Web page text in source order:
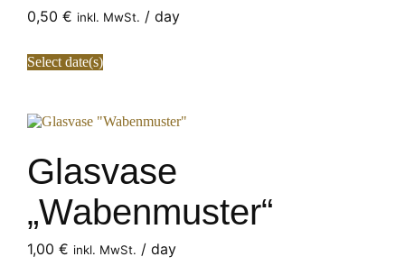
0,50€ inkl. MwSt. / day
Select date(s)
Glasvase
„Wabenmuster“
1,00€ inkl. MwSt. / day